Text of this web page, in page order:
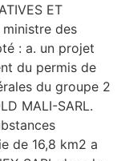
ET
des
: a. un projet
du permis de
du groupe 2
MALI-SARL.
de 16,8 km2 a